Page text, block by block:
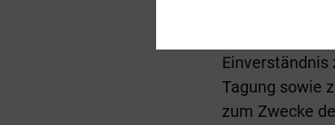
Einverständnis
Tagung sowie
zum Zwecke